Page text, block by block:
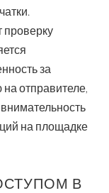
за
отправителе,
на площадке
В